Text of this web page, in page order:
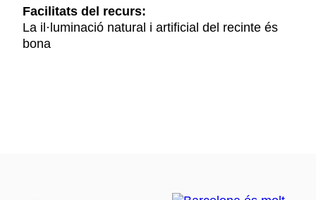
Facilitats del recurs:
La il·luminació natural i artificial del recinte és
bona